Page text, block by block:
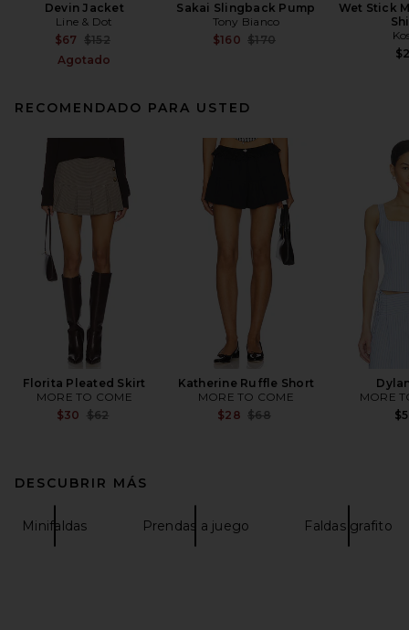
Devin Jacket
Line & Dot
$67 Previous price:
$152
Agotado
Sakai Slingback Pump
Tony Bianco
$160 Previous price:
$170
Wet Stick
RECOMENDADO PARA USTED
Florita Pleated Skirt
MORE TO COME
$30 Previous price:
$62
Katherine Ruffle Short
MORE TO COME
$28 Previous price:
$68
MORE
DESCUBRIR MÁS
Minifaldas Prendas a juego Faldas grafito